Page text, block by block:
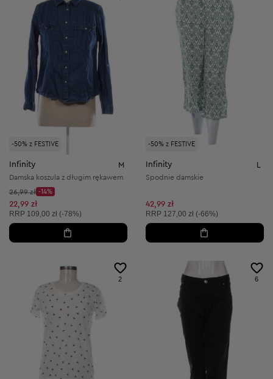
-50% z FESTIVE
Infinity M
Damska koszula z długim rękawem
Cena początkowa:
26,99 zł
Discount Price:
-14%
Obniżona cena:
22,99 zł
Cena sugerowana:
RRP 109,00 zł (-78%)
-50% z FESTIVE
Infinity L
Spodnie damskie
42,99 zł
Cena sugerowana:
RRP 127,00 zł (-66%)
2 6